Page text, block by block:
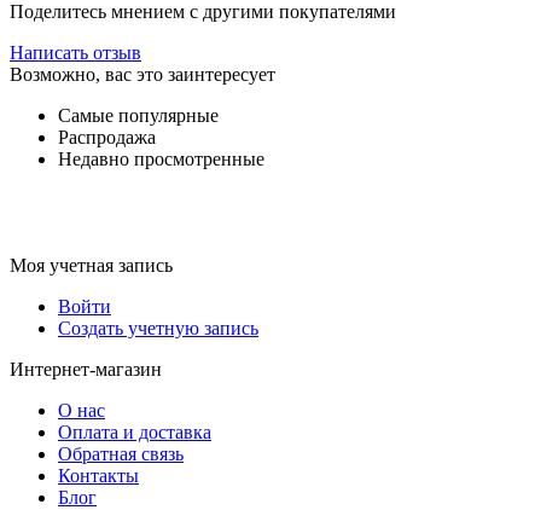
Поделитесь мнением с другими покупателями
Написать отзыв
Возможно, вас это заинтересует
Самые популярные
Распродажа
Недавно просмотренные
Моя учетная запись
Войти
Создать учетную запись
Интернет-магазин
О нас
Оплата и доставка
Обратная связь
Контакты
Блог